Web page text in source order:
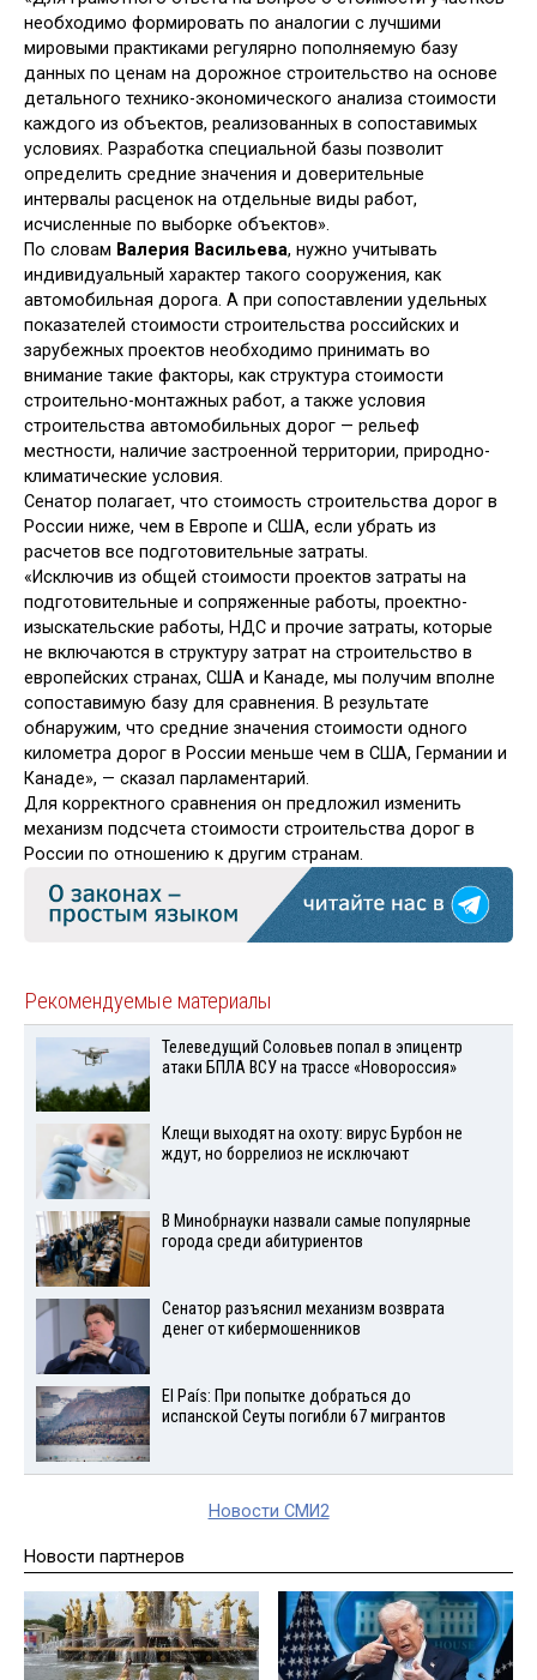
необходимо формировать по аналогии с лучшими
мировыми практиками регулярно пополняемую базу
данных по ценам на дорожное строительство на основе
детального технико-экономического анализа стоимости
каждого из объектов, реализованных в сопоставимых
условиях. Разработка специальной базы позволит
определить средние значения и доверительные
интервалы расценок на отдельные виды работ,
исчисленные по выборке объектов».
По словам Валерия Васильева, нужно учитывать
индивидуальный характер такого сооружения, как
автомобильная дорога. А при сопоставлении удельных
показателей стоимости строительства российских и
зарубежных проектов необходимо принимать во
внимание такие факторы, как структура стоимости
строительно-монтажных работ, а также условия
строительства автомобильных дорог — рельеф
местности, наличие застроенной территории, природно-
климатические условия.
Сенатор полагает, что стоимость строительства дорог в
России ниже, чем в Европе и США, если убрать из
расчетов все подготовительные затраты.
«Исключив из общей стоимости проектов затраты на
подготовительные и сопряженные работы, проектно-
изыскательские работы, НДС и прочие затраты, которые
не включаются в структуру затрат на строительство в
европейских странах, США и Канаде, мы получим вполне
сопоставимую базу для сравнения. В результате
обнаружим, что средние значения стоимости одного
километра дорог в России меньше чем в США, Германии и
Канаде», — сказал парламентарий.
Для корректного сравнения он предложил изменить
механизм подсчета стоимости строительства дорог в
России по отношению к другим странам.
Рекомендуемые материалы
Телеведущий Соловьев попал в эпицентр
атаки БПЛА ВСУ на трассе «Новороссия»
Клещи выходят на охоту: вирус Бурбон не
ждут, но боррелиоз не исключают
В Минобрнауки назвали самые популярные
города среди абитуриентов
Сенатор разъяснил механизм возврата
денег от кибермошенников
El País: При попытке добраться до
испанской Сеуты погибли 67 мигрантов
Новости СМИ2
Новости партнеров